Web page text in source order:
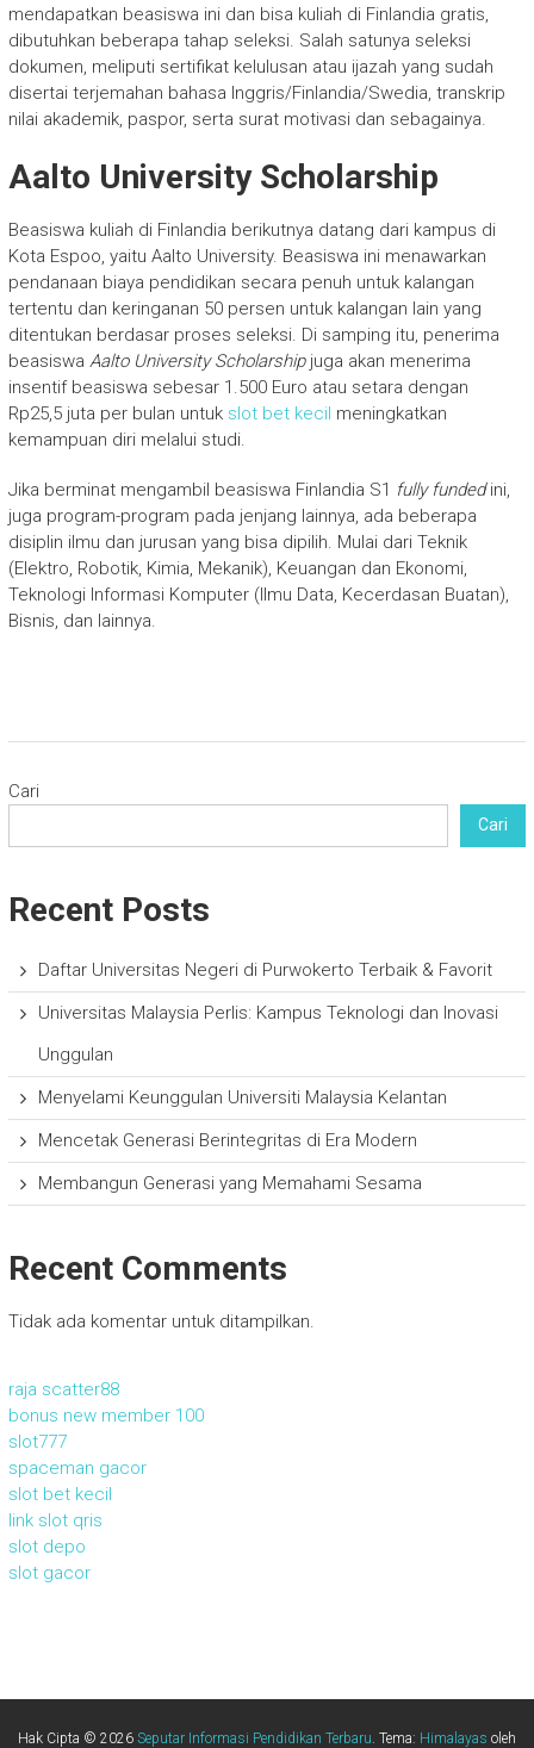
mendapatkan beasiswa ini dan bisa kuliah di Finlandia gratis,
dibutuhkan beberapa tahap seleksi. Salah satunya seleksi
dokumen, meliputi sertifikat kelulusan atau ijazah yang sudah
disertai terjemahan bahasa Inggris/Finlandia/Swedia, transkrip
nilai akademik, paspor, serta surat motivasi dan sebagainya.
Aalto University Scholarship
Beasiswa kuliah di Finlandia berikutnya datang dari kampus di
Kota Espoo, yaitu Aalto University. Beasiswa ini menawarkan
pendanaan biaya pendidikan secara penuh untuk kalangan
tertentu dan keringanan 50 persen untuk kalangan lain yang
ditentukan berdasar proses seleksi. Di samping itu, penerima
beasiswa Aalto University Scholarshipjuga akan menerima
insentif beasiswa sebesar 1.500 Euro atau setara dengan
Rp25,5 juta per bulan untuk slot bet kecil meningkatkan
kemampuan diri melalui studi.
Jika berminat mengambil beasiswa Finlandia S1 fully fundedini,
juga program-program pada jenjang lainnya, ada beberapa
disiplin ilmu dan jurusan yang bisa dipilih. Mulai dari Teknik
(Elektro, Robotik, Kimia, Mekanik), Keuangan dan Ekonomi,
Teknologi Informasi Komputer (Ilmu Data, Kecerdasan Buatan),
Bisnis, dan lainnya.
Cari
Cari
Recent Posts
Daftar Universitas Negeri di Purwokerto Terbaik & Favorit
Universitas Malaysia Perlis: Kampus Teknologi dan Inovasi
Unggulan
Menyelami Keunggulan Universiti Malaysia Kelantan
Mencetak Generasi Berintegritas di Era Modern
Membangun Generasi yang Memahami Sesama
Recent Comments
Tidak ada komentar untuk ditampilkan.
raja scatter88
bonus new member 100
slot777
spaceman gacor
slot bet kecil
link slot qris
slot depo
slot gacor
Hak Cipta © 2026 Seputar Informasi Pendidikan Terbaru. Tema: Himalayas oleh